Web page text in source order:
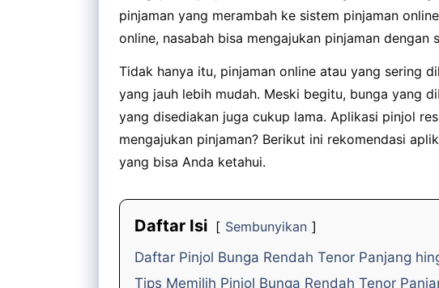
pinjaman yang merambah ke sistem pinjaman
online, nasabah bisa mengajukan pinjaman dengan
Tidak hanya itu, pinjaman online atau yang sering
yang jauh lebih mudah. Meski begitu, bunga yang
yang disediakan juga cukup lama. Aplikasi pinjol
mengajukan pinjaman? Berikut ini rekomendasi
yang bisa Anda ketahui.
Daftar Isi
Sembunyikan
Daftar Pinjol Bunga Rendah Tenor Panjang
Tips Memilih Pinjol Bunga Rendah Tenor